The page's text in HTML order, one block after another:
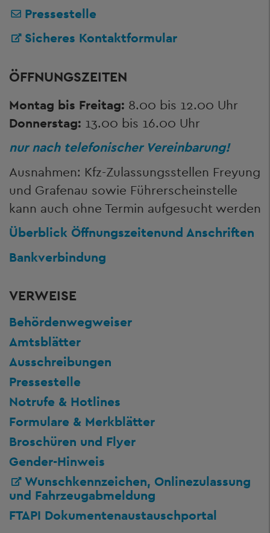
Pressestelle
Sicheres Kontaktformular
ÖFFNUNGSZEITEN
Montag bis Freitag: 8.00 bis 12.00 Uhr
Donnerstag: 13.00 bis 16.00 Uhr
nur nach telefonischer Vereinbarung!
Ausnahmen: Kfz-Zulassungsstellen Freyung
und Grafenau sowie Führerscheinstelle
kann auch ohne Termin aufgesucht werden
Überblick Öffnungszeitenund Anschriften
Bankverbindung
VERWEISE
Behördenwegweiser
Amtsblätter
Ausschreibungen
Pressestelle
Notrufe & Hotlines
Formulare & Merkblätter
Broschüren und Flyer
Gender-Hinweis
Wunschkennzeichen, Onlinezulassung
und Fahrzeugabmeldung
FTAPI Dokumentenaustauschportal